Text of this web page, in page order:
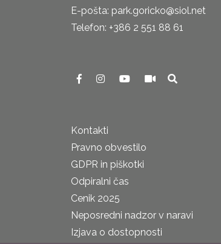
E-pošta: park.goricko@siol.net
Telefon: +386 2 551 88 61
Kontakti
Pravno obvestilo
GDPR in piškotki
Odpiralni čas
Cenik 2025
Neposredni nadzor v naravi
Izjava o dostopnosti